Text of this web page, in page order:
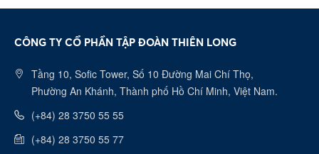
CÔNG TY CỔ PHẦN TẬP ĐOÀN THIÊN LONG
Tầng 10, Sofic Tower, Số 10 Đường Mai Chí Thọ,
Phường An Khánh, Thành phố Hồ Chí Minh, Việt Nam.
(+84) 28 3750 55 55
(+84) 28 3750 55 77